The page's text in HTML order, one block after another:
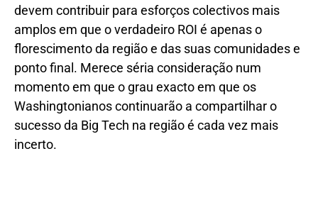
devem contribuir para esforços colectivos mais
amplos em que o verdadeiro ROI é apenas o
florescimento da região e das suas comunidades e
ponto final. Merece séria consideração num
momento em que o grau exacto em que os
Washingtonianos continuarão a compartilhar o
sucesso da Big Tech na região é cada vez mais
incerto.